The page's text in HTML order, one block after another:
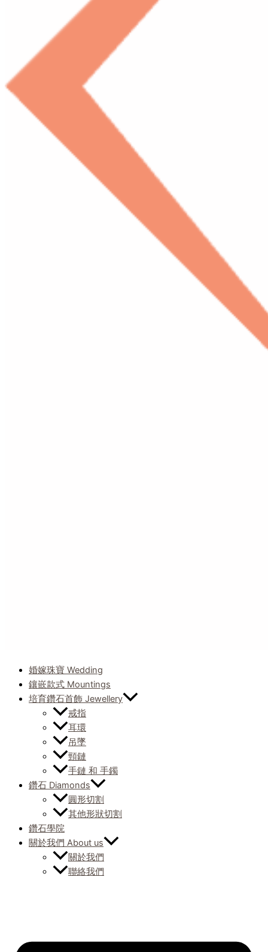
婚嫁珠寶 Wedding
鑲嵌款式 Mountings
培育鑽石首飾 Jewellery
戒指
耳環
吊墜
頸鏈
手鏈 和 手鐲
鑽石 Diamonds
圓形切割
其他形狀切割
鑽石學院
關於我們 About us
關於我們
聯絡我們